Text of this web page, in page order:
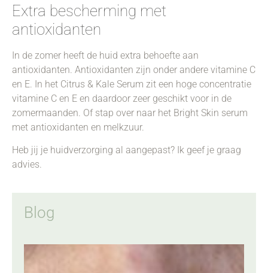
Extra bescherming met
antioxidanten
In de zomer heeft de huid extra behoefte aan
antioxidanten. Antioxidanten zijn onder andere vitamine C
en E. In het Citrus & Kale Serum zit een hoge concentratie
vitamine C en E en daardoor zeer geschikt voor in de
zomermaanden. Of stap over naar het Bright Skin serum
met antioxidanten en melkzuur.
Heb jij je huidverzorging al aangepast? Ik geef je graag
advies.
Blog